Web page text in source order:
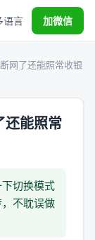
语言 税务对接
加微信
网了还能照常收银
还能照常
切换模式
不耽误做